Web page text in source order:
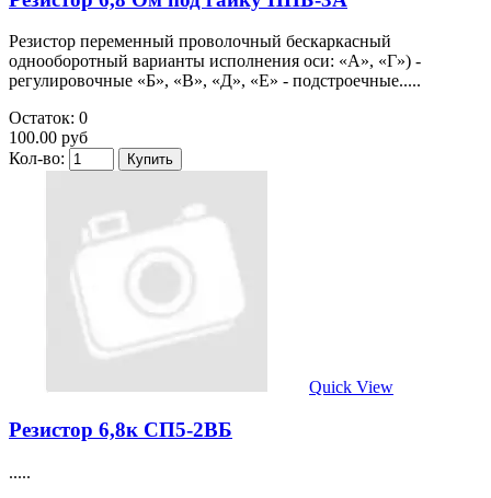
Резистор переменный проволочный бескаркасный
однооборотный варианты исполнения оси: «А», «Г») -
регулировочные «Б», «В», «Д», «Е» - подстроечные.....
Остаток: 0
100.00 руб
Кол-во:
Quick View
Резистор 6,8к СП5-2ВБ
.....